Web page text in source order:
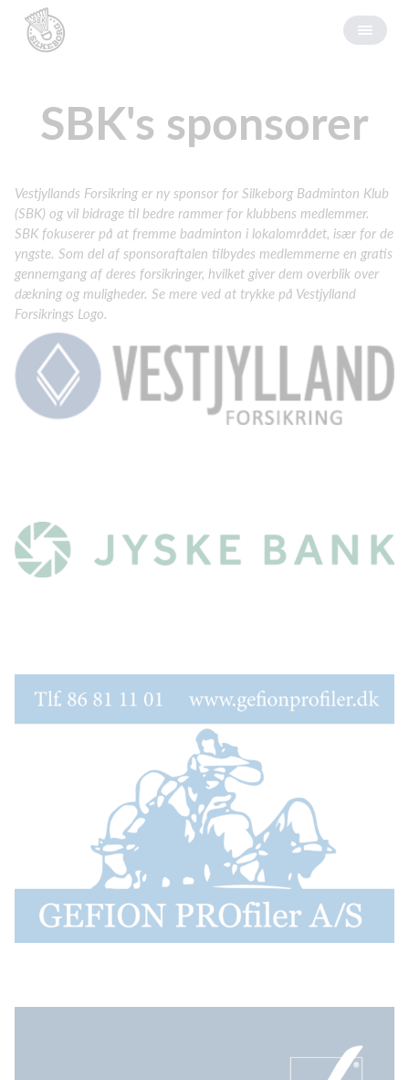
SBK's sponsorer
Vestjyllands Forsikring er ny sponsor for Silkeborg Badminton Klub
(SBK) og vil bidrage til bedre rammer for klubbens medlemmer.
SBK fokuserer på at fremme badminton i lokalområdet, især for de
yngste. Som del af sponsoraftalen tilbydes medlemmerne en gratis
gennemgang af deres forsikringer, hvilket giver dem overblik over
dækning og muligheder. Se mere ved at trykke på Vestjylland
Forsikrings Logo.